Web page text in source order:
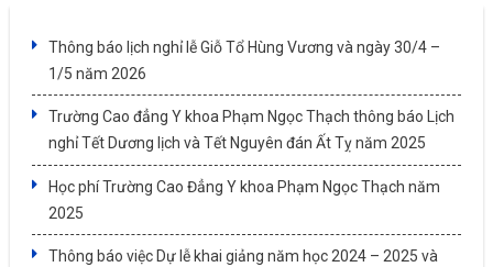
Thông báo lịch nghỉ lễ Giỗ Tổ Hùng Vương và ngày 30/4 –
1/5 năm 2026
Trường Cao đẳng Y khoa Phạm Ngọc Thạch thông báo Lịch
nghỉ Tết Dương lịch và Tết Nguyên đán Ất Tỵ năm 2025
Học phí Trường Cao Đẳng Y khoa Phạm Ngọc Thạch năm
2025
Thông báo việc Dự lễ khai giảng năm học 2024 – 2025 và